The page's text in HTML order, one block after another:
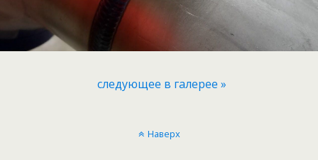
следующее в галерее »
Наверх